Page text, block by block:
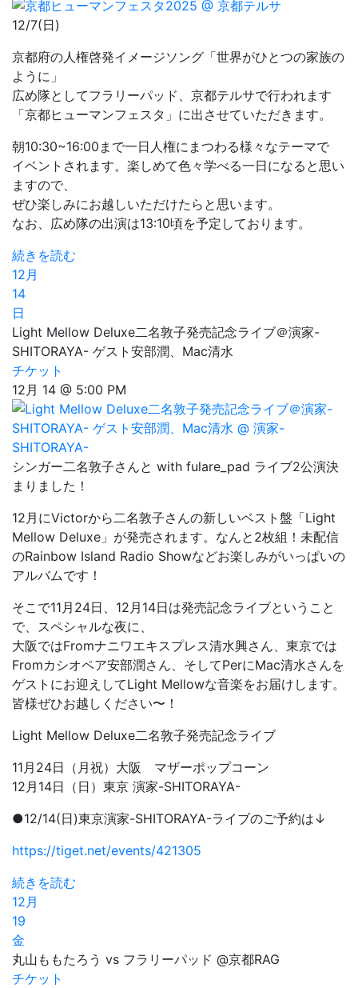
12/7(日)
京都府の人権啓発イメージソング「世界がひとつの家族の
ように」
広め隊としてフラリーパッド、京都テルサで行われます
「京都ヒューマンフェスタ」に出させていただきます。
朝10:30~16:00まで一日人権にまつわる様々なテーマで
イベントされます。楽しめて色々学べる一日になると思い
ますので、
ぜひ楽しみにお越しいただけたらと思います。
なお、広め隊の出演は13:10頃を予定しております。
続きを読む
12月
14
日
Light Mellow Deluxe二名敦子発売記念ライブ＠演家-
SHITORAYA- ゲスト安部潤、Mac清水
チケット
12月 14 @ 5:00 PM
シンガー二名敦子さんと with fulare_pad ライブ2公演決
まりました！
12月にVictorから二名敦子さんの新しいベスト盤「Light
Mellow Deluxe」が発売されます。なんと2枚組！未配信
のRainbow Island Radio Showなどお楽しみがいっぱいの
アルバムです！
そこで11月24日、12月14日は発売記念ライブということ
で、スペシャルな夜に、
大阪ではFromナニワエキスプレス清水興さん、東京では
Fromカシオペア安部潤さん、そしてPerにMac清水さんを
ゲストにお迎えしてLight Mellowな音楽をお届けします。
皆様ぜひお越しください〜！
Light Mellow Deluxe二名敦子発売記念ライブ
11月24日（月祝）大阪 マザーポップコーン
12月14日（日）東京 演家-SHITORAYA-
●12/14(日)東京演家-SHITORAYA-ライブのご予約は↓
https://tiget.net/events/421305
続きを読む
12月
19
金
丸山ももたろう vs フラリーパッド @京都RAG
チケット